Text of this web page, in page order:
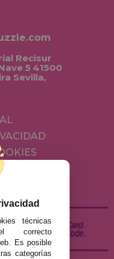
Recisur
5 41500
Sevilla,
técnicas
correcto
Es posible
categorías